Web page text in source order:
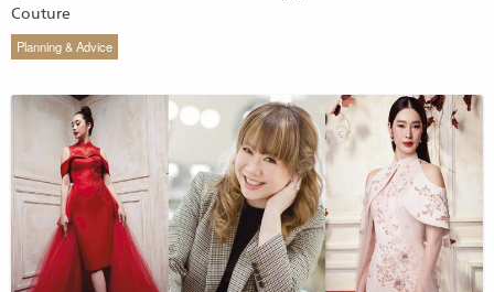
Couture
Planning & Advice